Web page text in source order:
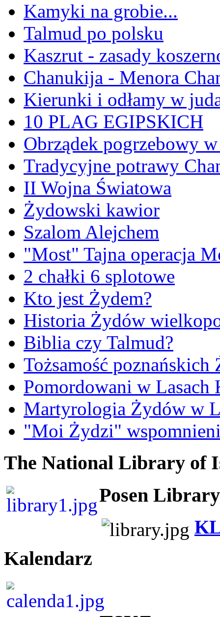
Kamyki na grobie...
Talmud po polsku
Kaszrut - zasady
Chanukija - Menora
Kierunki i odłamy w
10 PLAG EGIPSKICH
Obrządek pogrzebowy
Tradycyjne potrawy
II Wojna Światowa
Żydowski kawior
Szalom Alejchem
"Most" Tajna operacja
2 chałki 6 splotowe
Kto jest Żydem?
Historia Żydów
Biblia czy Talmud?
Tożsamość poznańskich
Pomordowani w Lasach
Martyrologia Żydów w
"Moi Żydzi"
The National Library of
Posen Library
Kalendarz